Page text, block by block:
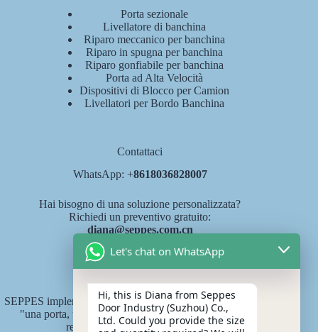
Porta sezionale
Livellatore di banchina
Riparo meccanico per banchina
Riparo in spugna per banchina
Riparo gonfiabile per banchina
Porta ad Alta Velocità
Dispositivi di Blocco per Camion
Livellatori per Bordo Banchina
Contattaci
WhatsApp: +8618036828007
Hai bisogno di una soluzione personalizzata?
Richiedi un preventivo gratuito:
diana@seppes.com.cn
SEPPES implementa il nuovo standard di servizio del settore
"una porta, un cortile, servizio a vita" come sistema di
responsabilità a vita del prodotto.
Let's chat on WhatsApp
Hi, this is Diana from Seppes
Door Industry (Suzhou) Co.,
Ltd. Could you provide the size